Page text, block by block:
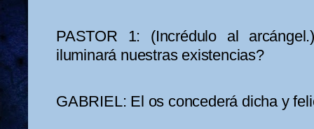
PASTOR 1: (Incrédulo al
iluminará nuestras existencias?
GABRIEL: El os concederá dicha y